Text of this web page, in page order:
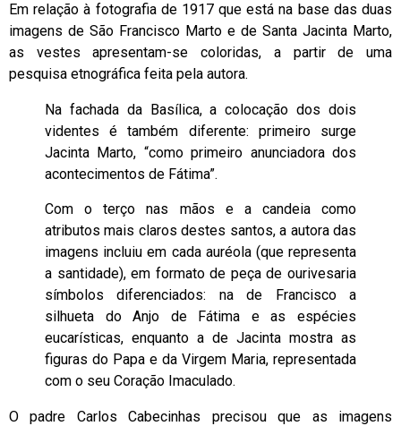
Em relação à fotografia de 1917 que está na base das duas
imagens de São Francisco Marto e de Santa Jacinta Marto,
as vestes apresentam-se coloridas, a partir de uma
pesquisa etnográfica feita pela autora.
Na fachada da Basílica, a colocação dos dois
videntes é também diferente: primeiro surge
Jacinta Marto, “como primeiro anunciadora dos
acontecimentos de Fátima”.
Com o terço nas mãos e a candeia como
atributos mais claros destes santos, a autora das
imagens incluiu em cada auréola (que representa
a santidade), em formato de peça de ourivesaria
símbolos diferenciados: na de Francisco a
silhueta do Anjo de Fátima e as espécies
eucarísticas, enquanto a de Jacinta mostra as
figuras do Papa e da Virgem Maria, representada
com o seu Coração Imaculado.
O padre Carlos Cabecinhas precisou que as imagens